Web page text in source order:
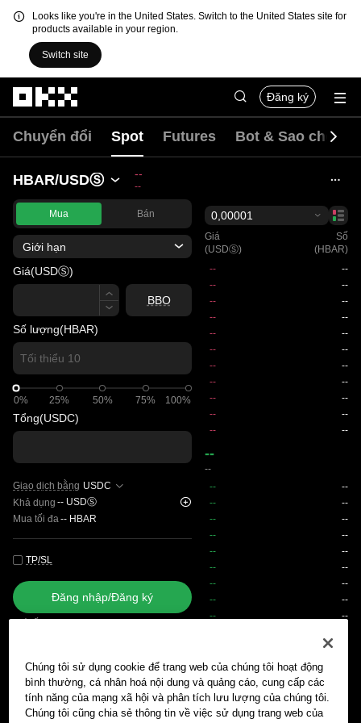
Looks like you're in the United States. Switch to the United States site for
products available in your region.
Switch site
Đăng ký
Chuyển đổi Spot Futures Bot & Sao chép
HBAR/USDⓈ --
--
Mua Bán
Giới hạn
Giá(USDⓈ)
Giá
BBO
Số lượng(HBAR)
0% 25% 50% 75% 100%
0%
Tổng(USDC)
Giao dịch bằng USDC
Khả dụng -- USDⓈ
Mua tối đa-- HBAR
TP/SL
Đăng nhập/Đăng ký
0,00001
Giá
(USDⓈ)
Số
(HBAR)
--
--
Lệnh chờ khớp Lịch sử lệnh Vị thế mở Lịch sử vị thế
Chúng tôi sử dụng cookie để trang web của chúng tôi hoạt động
bình thường, cá nhân hoá nội dung và quảng cáo, cung cấp các
tính năng của mạng xã hội và phân tích lưu lượng của chúng tôi.
Chúng tôi cũng chia sẻ thông tin về việc sử dụng trang web của